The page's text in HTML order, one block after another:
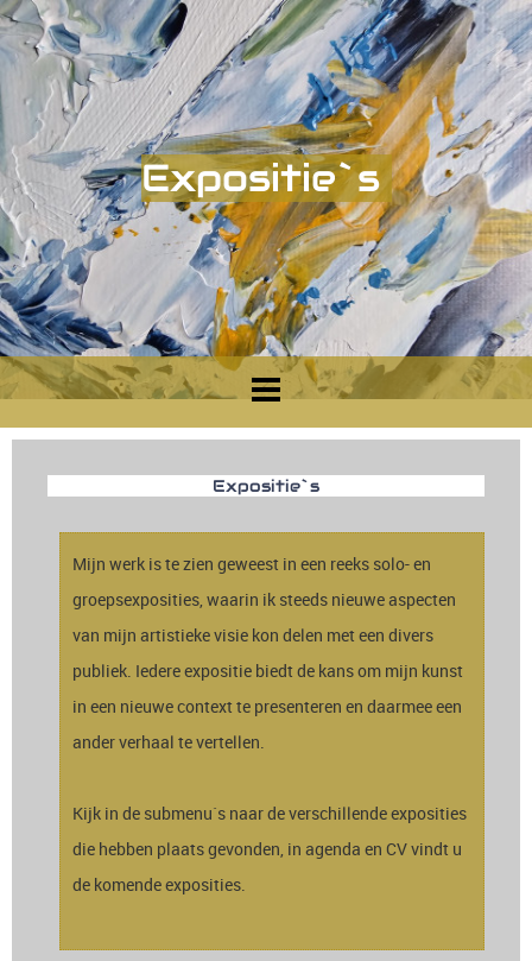
Expositie`s
Expositie`s
Mijn werk is te zien geweest in een reeks solo- en
groepsexposities, waarin ik steeds nieuwe aspecten
van mijn artistieke visie kon delen met een divers
publiek. Iedere expositie biedt de kans om mijn kunst
in een nieuwe context te presenteren en daarmee een
ander verhaal te vertellen.
Kijk in de submenu`s naar de verschillende exposities
die hebben plaats gevonden, in agenda en CV vindt u
de komende exposities.